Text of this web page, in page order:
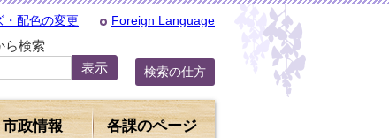
・配色の変更 Foreign Language
ら検索
検索の仕方
市政情報 各課のページ